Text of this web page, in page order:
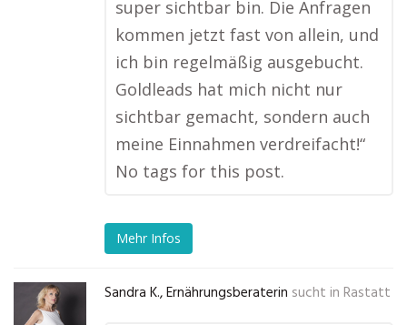
super sichtbar bin. Die Anfragen
kommen jetzt fast von allein, und
ich bin regelmäßig ausgebucht.
Goldleads hat mich nicht nur
sichtbar gemacht, sondern auch
meine Einnahmen verdreifacht!“
No tags for this post.
Mehr Infos
Sandra K., Ernährungsberaterin sucht in Rastatt